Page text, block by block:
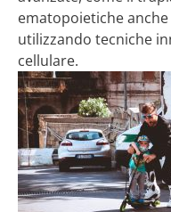
ematopoietiche
utilizzando tecniche
cellulare.